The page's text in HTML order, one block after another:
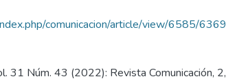
comunicacion/article/view/6585/6369
31 Núm. 43 (2022): Revista Comunicación, 2,